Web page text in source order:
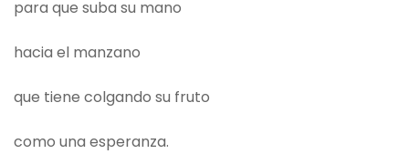
para que suba su mano
hacia el manzano
que tiene colgando su fruto
como una esperanza.